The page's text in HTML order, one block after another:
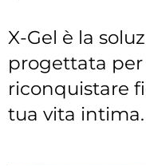
X-Gel è la
progettata
riconquistare
tua vita intima.